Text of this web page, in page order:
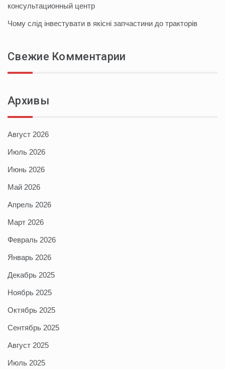
консультационный центр
Чому слід інвестувати в якісні запчастини до тракторів
Свежие Комментарии
Архивы
Август 2026
Июль 2026
Июнь 2026
Май 2026
Апрель 2026
Март 2026
Февраль 2026
Январь 2026
Декабрь 2025
Ноябрь 2025
Октябрь 2025
Сентябрь 2025
Август 2025
Июль 2025